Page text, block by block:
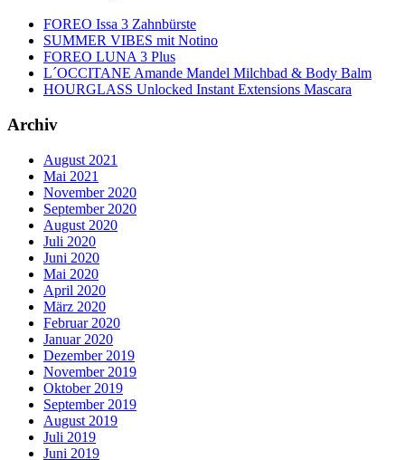
FOREO Issa 3 Zahnbürste
SUMMER VIBES mit Notino
FOREO LUNA 3 Plus
L´OCCITANE Amande Mandel Milchbad & Body Balm
HOURGLASS Unlocked Instant Extensions Mascara
Archiv
August 2021
Mai 2021
November 2020
September 2020
August 2020
Juli 2020
Juni 2020
Mai 2020
April 2020
März 2020
Februar 2020
Januar 2020
Dezember 2019
November 2019
Oktober 2019
September 2019
August 2019
Juli 2019
Juni 2019